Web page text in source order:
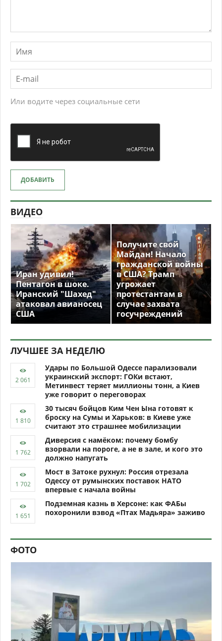
Или водите через социальные сети
ДОБАВИТЬ
ВИДЕО
Иран удивил!
Пентагон в шоке.
Иранский "Шахед"
атаковал авианосец
США
Получите свой
Майдан! Начало
гражданской войны
в США? Трамп
угрожает
протестантам в
случае захвата
госучреждений
ЛУЧШЕЕ ЗА НЕДЕЛЮ
Удары по Большой Одессе парализовали
украинский экспорт: ГОКи встают,
Метинвест теряет миллионы тонн, а Киев
уже говорит о переговорах
30 тысяч бойцов Ким Чен Ына готовят к
броску на Сумы и Харьков: в Киеве уже
считают это страшнее мобилизации
Диверсия с намёком: почему бомбу
взорвали на пороге, а не в зале, и кого это
должно напугать
Мост в Затоке рухнул: Россия отрезала
Одессу от румынских поставок НАТО
впервые с начала войны
Подземная казнь в Херсоне: как ФАБы
похоронили взвод «Птах Мадьяра» заживо
ФОТО